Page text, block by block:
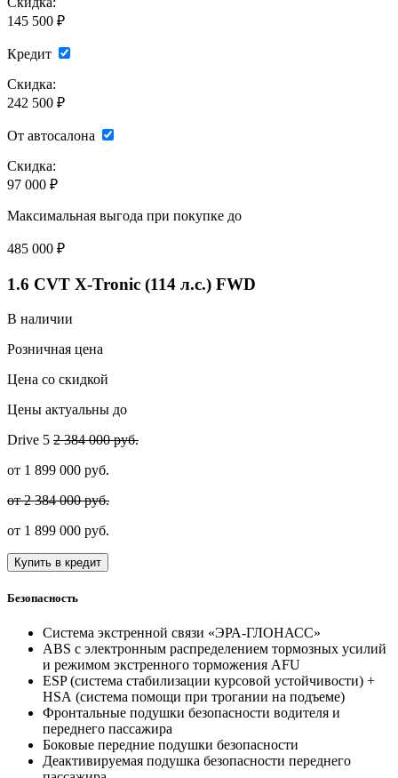
145 500 ₽
Кредит
Скидка:
242 500 ₽
От автосалона
Скидка:
97 000 ₽
Максимальная выгода при покупке до
485 000 ₽
1.6 CVT X-Tronic (114 л.с.) FWD
В наличии
Розничная цена
Цена со скидкой
Цены актуальны до
Drive 5 2 384 000 руб.
от 1 899 000 руб.
от 2 384 000 руб.
от 1 899 000 руб.
Купить в кредит
Безопасность
Система экстренной связи «ЭРА-ГЛОНАСС»
ABS с электронным распределением тормозных усилий
и режимом экстренного торможения AFU
ESP (система стабилизации курсовой устойчивости) +
HSА (система помощи при трогании на подъеме)
Фронтальные подушки безопасности водителя и
переднего пассажира
Боковые передние подушки безопасности
Деактивируемая подушка безопасности переднего